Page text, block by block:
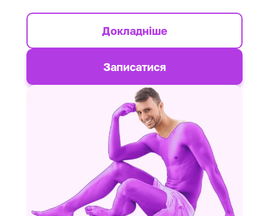
Докладніше
Записатися